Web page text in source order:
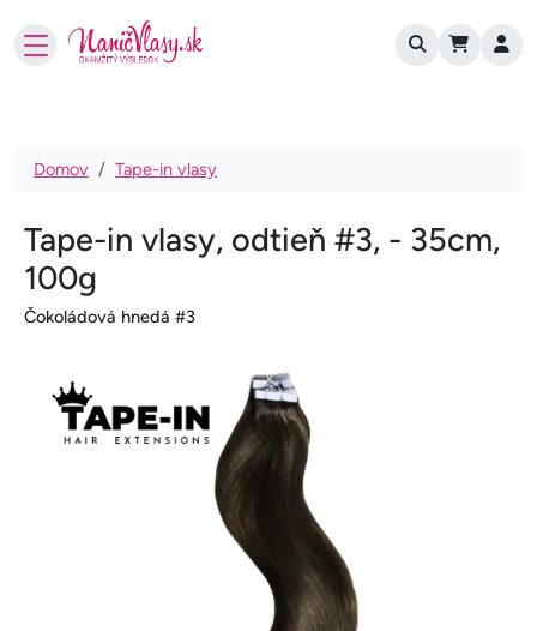
User account
Omrvinka
Domov Tape-in vlasy
Tape-in vlasy, odtieň #3, - 35cm,
100g
Čokoládová hnedá #3